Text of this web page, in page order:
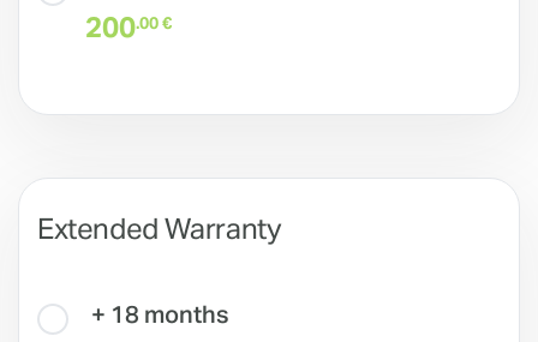
200.00 €
Extended Warranty
+ 18 months